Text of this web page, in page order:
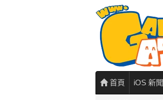
首頁 iOS 新聞